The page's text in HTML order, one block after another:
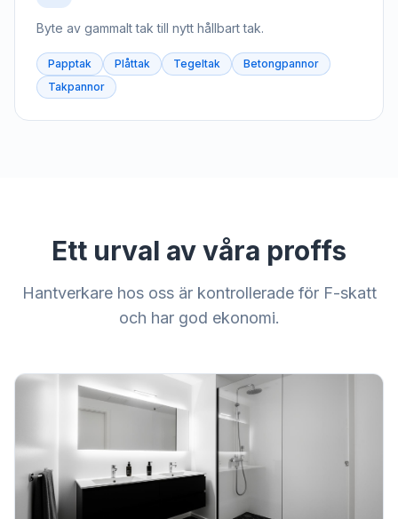
Byte av gammalt tak till nytt hållbart tak.
Papptak Plåttak Tegeltak
Betongpannor
Takpannor
Ett urval av våra proffs
Hantverkare hos oss är kontrollerade för F-skatt
och har god ekonomi.